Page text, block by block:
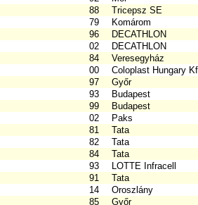
88
Tricepsz SE
79
Komárom
96
DECATHLON
02
DECATHLON
84
Veresegyház
00
Coloplast Hungary
97
Győr
93
Budapest
99
Budapest
02
Paks
81
Tata
82
Tata
84
Tata
93
LOTTE Infracell
91
Tata
14
Oroszlány
85
Győr